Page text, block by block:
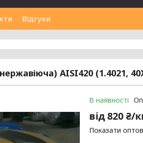
Відгуки
AISI420 (1.4021,
В наявності
від820 ₴/
Показати